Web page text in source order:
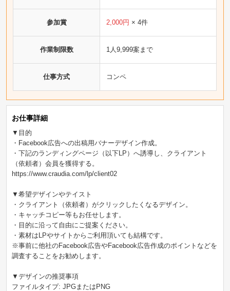
参加賞 2,000円 × 4件
作業制限数 1人9,999案まで
仕事方式 コンペ
お仕事詳細
▼目的
・Facebook広告への出稿用バナーデザイン作成。
・下記のランディングページ（以下LP）へ誘導し、クライアント
（依頼者）会員を獲得する。
https://www.craudia.com/lp/client02
▼希望デザインやテイスト
・クライアント（依頼者）がクリックしたくなるデザイン。
・キャッチコピー等もお任せします。
・目的に沿って自由にご提案ください。
・素材はLPやサイトからご利用頂いても結構です。
※事前に他社のFacebook広告やFacebook広告作成のポイントなどを
調査することをお勧めします。
▼デザインの推奨事項
ファイルタイプ: JPGまたはPNG